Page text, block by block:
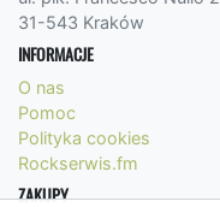
31-543 Kraków
INFORMACJE
O nas
Pomoc
Polityka cookies
Rockserwis.fm
ZAKUPY